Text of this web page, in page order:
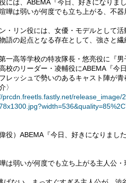
には、ABEMA『今日、好きになりま
嘩は弱いが何度でも立ち上がる、不
・リン役には、女優・モデルとして
語の起点となる存在として、強さと繊
一高等学校の特攻隊長・悠亮役に『
校のリーダー・凌輔役にABEMA『今
レッシュで勢いのあるキャスト陣が青
〉
prcdn.freetls.fastly.net/
役）ABEMA『今日、好きになりまし
は弱いが何度でも立ち上がる主人公・